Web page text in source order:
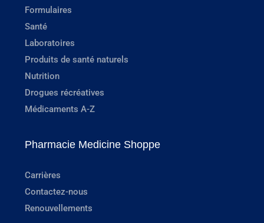
Formulaires
Santé
Laboratoires
Produits de santé naturels
Nutrition
Drogues récréatives
Médicaments A-Z
Pharmacie Medicine Shoppe
Carrières
Contactez-nous
Renouvellements